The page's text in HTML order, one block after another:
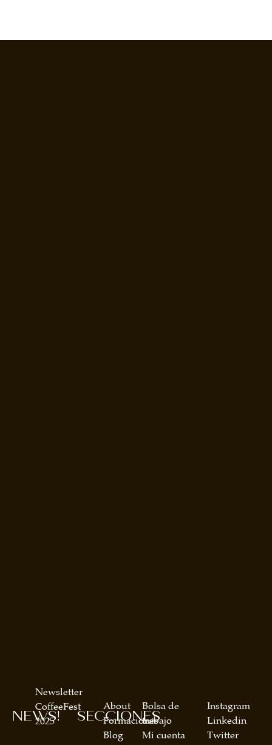
SECCIONES
About
Formaciones
Blog
Bolsa de
trabajo
Mi cuenta
NEWS!
Newsletter
CoffeeFest
2025
Instagram
Linkedin
Twitter